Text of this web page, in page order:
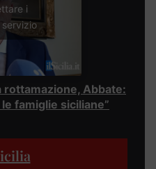
i
rottamazione, Abbate:
famiglie siciliane”